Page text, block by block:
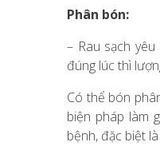
Phân bón:
– Rau sạch
đúng lúc thì
Có thể bón
biện pháp làm
bệnh, đặc biệt